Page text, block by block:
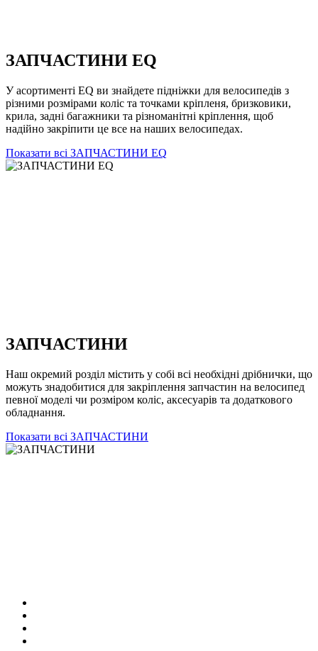
ЗАПЧАСТИНИ EQ
У асортименті EQ ви знайдете підніжки для велосипедів з
різними розмірами коліс та точками кріпленя, бризковики,
крила, задні багажники та різноманітні кріплення, щоб
надійно закріпити це все на наших велосипедах.
Показати всі ЗАПЧАСТИНИ EQ
ЗАПЧАСТИНИ
Наш окремий розділ містить у собі всі необхідні дрібнички, що
можуть знадобитися для закріплення запчастин на велосипед
певної моделі чи розміром коліс, аксесуарів та додаткового
обладнання.
Показати всі ЗАПЧАСТИНИ